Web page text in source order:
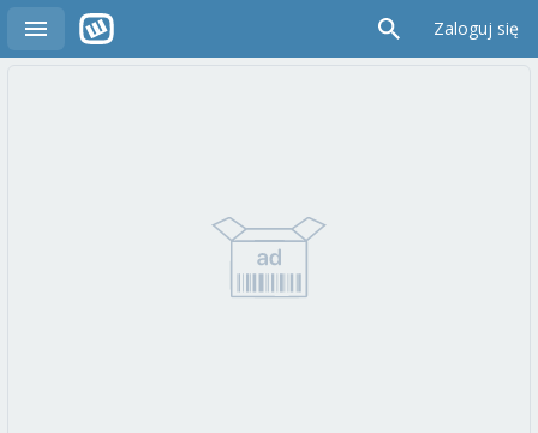
Zaloguj się